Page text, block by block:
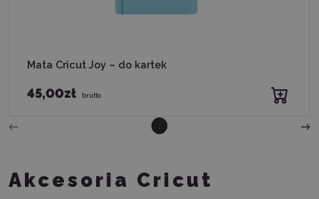
Mata Cricut Joy – do kartek
45,00zł brutto
123456
Akcesoria Cricut